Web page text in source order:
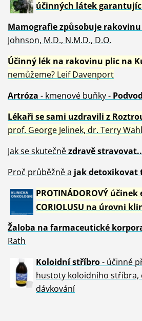
účinných látek
Mamografie způsobuje
Johnson, M.D., N.M.D., D.O.
Účinný lék na rakovinu plic na
nemůžeme? Leif Davenport
Artróza - kmenové buňky -
Lékaři se sami uzdravili z
prof. George Jelinek, dr. Terry
Jak se skutečnězdravě
Proč průběžně a jak detoxikovat
PROTINÁDOROVÝ
CORIOLUSU na úrovni
Žaloba na farmaceutické
Rath
Koloidní stříbro- účinné
hustoty koloidního stříbra,
dávkování